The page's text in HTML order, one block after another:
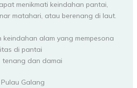
menikmati keindahan pantai,
matahari, atau berenang di laut.
keindahan alam yang mempesona
di pantai
tenang dan damai
Galang